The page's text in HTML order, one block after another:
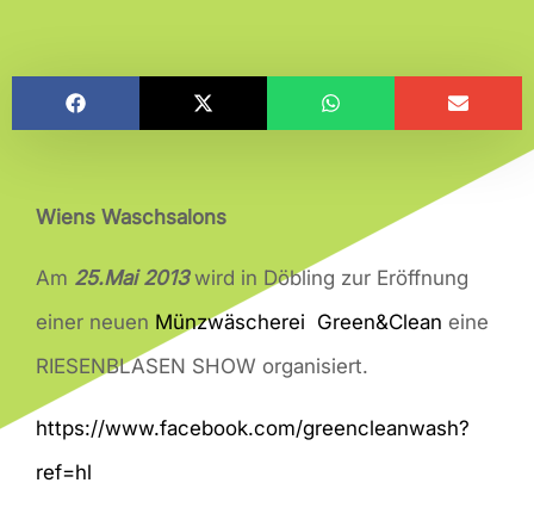
Wiens Waschsalons
Am 25.Mai 2013wird in Döbling zur Eröffnung
einer neuen Münzwäscherei Green&Clean eine
RIESENBLASEN SHOW organisiert.
https://www.facebook.com/greencleanwash?
ref=hl